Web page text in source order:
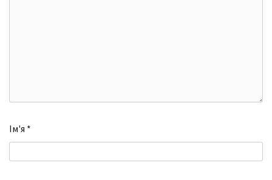
Ім'я *